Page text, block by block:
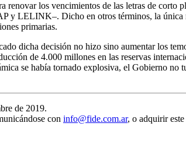
los vencimientos de las letras de corto
y LELINK–. Dicho en otros términos, la única
primarias.
dicha decisión no hizo sino aumentar los
de 4.000 millones en las reservas
se había tornado explosiva, el Gobierno
de 2019.
con info@fide.com.ar, o adquirir